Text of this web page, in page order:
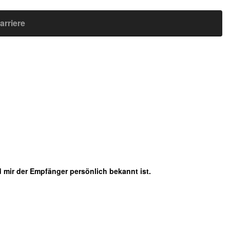
der Empfänger persönlich bekannt ist.